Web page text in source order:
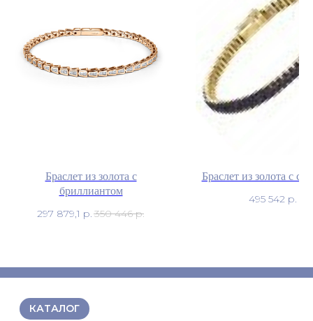
Браслет из золота с
бриллиантом
297 879,1 р. 350 446 р.
Браслет из золота с
495 542 р.
КАТАЛОГ